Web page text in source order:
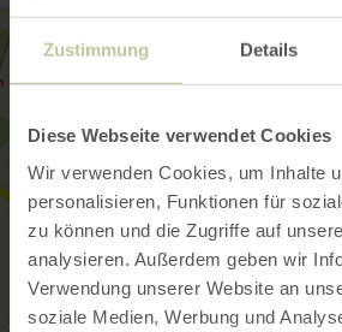
Zustimmung Details
Diese Webseite verwendet Cookies
Wir verwenden Cookies, um Inhalte
personalisieren, Funktionen für
zu können und die Zugriffe auf
analysieren. Außerdem geben wir
Verwendung unserer Website an
soziale Medien, Werbung und